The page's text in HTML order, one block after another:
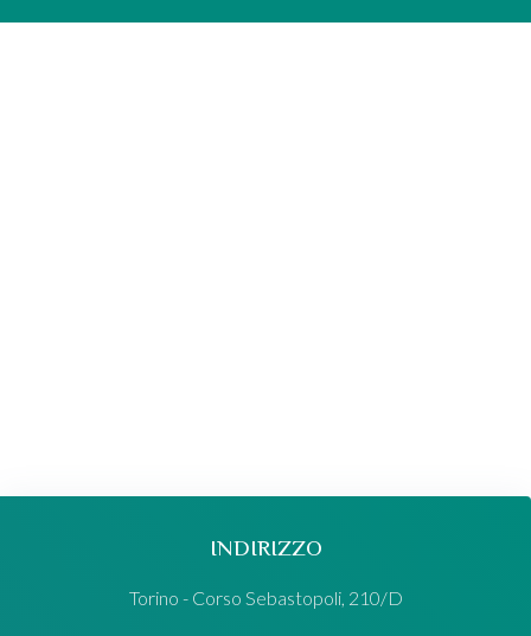
INDIRIZZO
Torino - Corso Sebastopoli, 210/D